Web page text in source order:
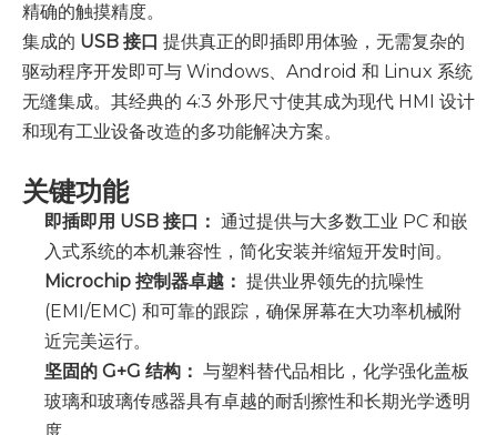
精确的触摸精度。
集成的 USB 接口 提供真正的即插即用体验，无需复杂的
驱动程序开发即可与 Windows、Android 和 Linux 系统
无缝集成。其经典的 4:3 外形尺寸使其成为现代 HMI 设计
和现有工业设备改造的多功能解决方案。
关键功能
即插即用 USB 接口： 通过提供与大多数工业 PC 和嵌
入式系统的本机兼容性，简化安装并缩短开发时间。
Microchip 控制器卓越： 提供业界领先的抗噪性
(EMI/EMC) 和可靠的跟踪，确保屏幕在大功率机械附
近完美运行。
坚固的 G+G 结构： 与塑料替代品相比，化学强化盖板
玻璃和玻璃传感器具有卓越的耐刮擦性和长期光学透明